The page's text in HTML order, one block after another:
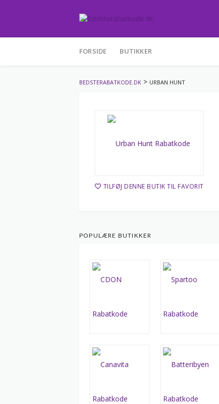
to
FORSIDE BUTIKKER
BEDSTERABATKODE.DK > URBAN HUNT
TILFØJ DENNE BUTIK TIL FAVORIT
POPULÆRE BUTIKKER